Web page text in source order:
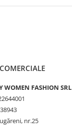
WOMEN FASHION SRL
nr.25